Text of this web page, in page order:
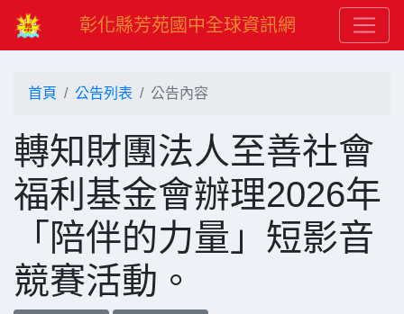
彰化縣芳苑國中全球資訊網
首頁 公告列表 公告內容
轉知財團法人至善社會
福利基金會辦理2026年
「陪伴的力量」短影音
競賽活動。